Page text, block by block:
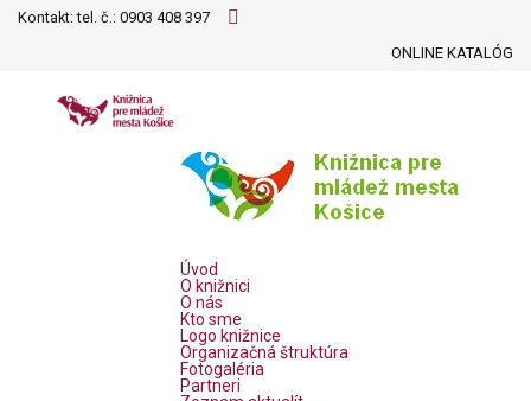
Kontakt: tel. č.: 0903 408 397
ONLINE KATALÓG
Úvod
O knižnici
O nás
Kto sme
Logo knižnice
Organizačná štruktúra
Fotogaléria
Partneri